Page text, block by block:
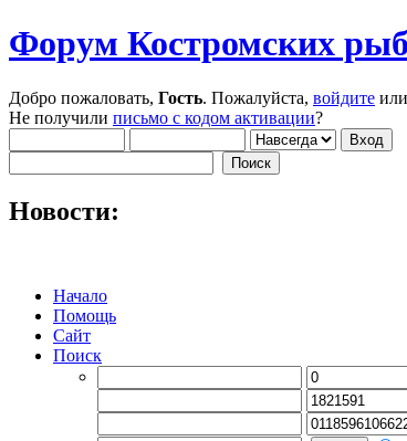
Форум Костромских
Добро пожаловать, Гость. Пожалуйста, войдите или
Не получили письмо с кодом активации?
Новости:
Начало
Помощь
Сайт
Поиск